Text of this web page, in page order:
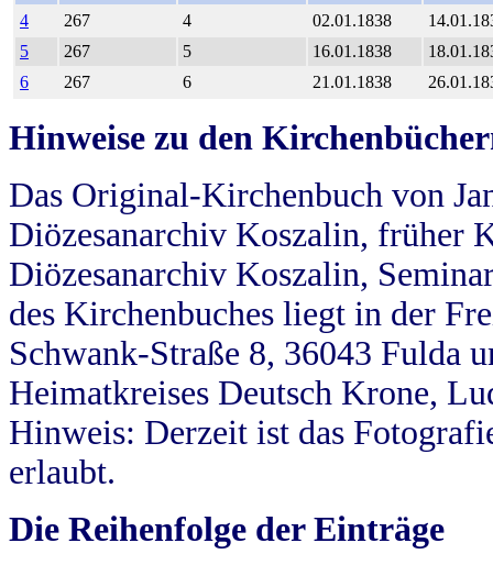
4
267 4 02.01.1838
5
267 5 16.01.1838
6
267 6 21.01.1838
Hinweise zu den
Das Original-Kirchenbuch von
Diözesanarchiv Koszalin, früher
Diözesanarchiv Koszalin,
des Kirchenbuches liegt in der
Schwank-Straße 8, 36043 Fulda
Heimatkreises Deutsch Krone,
Hinweis: Derzeit ist das
erlaubt.
Die Reihenfolge der Einträge